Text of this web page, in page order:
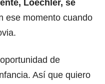
Loechler, se
ese momento cuando
de
Así que quiero